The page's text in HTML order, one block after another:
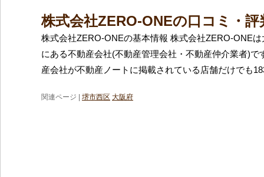
株式会社ZERO-ONEの口コミ・評
株式会社ZERO-ONEの基本情報 株式会社ZERO-ONE
にある不動産会社(不動産管理会社・不動産仲介業者)で
産会社が不動産ノートに掲載されている店舗だけでも
関連ページ | 堺市西区 大阪府